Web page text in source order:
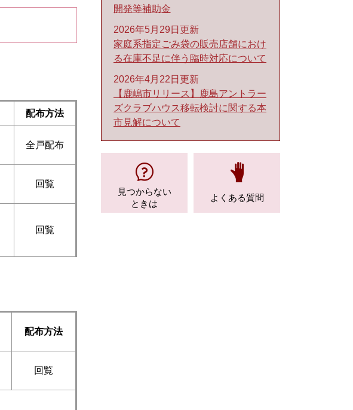
配布方法
全戸配布
回覧
回覧
配布方法
回覧
開発等補助金
2026年5月29日更新
家庭系指定ごみ袋の販売店舗におけ
る在庫不足に伴う臨時対応について
2026年4月22日更新
【鹿嶋市リリース】鹿島アントラー
ズクラブハウス移転検討に関する本
市見解について
見つからない
ときは
よくある質問